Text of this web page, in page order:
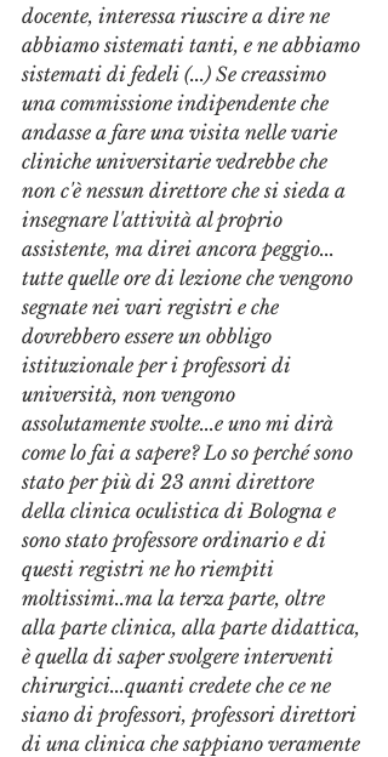
docente, interessa riuscire a dire ne
abbiamo sistemati tanti, e ne abbiamo
sistemati di fedeli (...) Se creassimo
una commissione indipendente che
andasse a fare una visita nelle varie
cliniche universitarie vedrebbe che
non c'è nessun direttore che si sieda a
insegnare l'attività al proprio
assistente, ma direi ancora peggio...
tutte quelle ore di lezione che vengono
segnate nei vari registri e che
dovrebbero essere un obbligo
istituzionale per i professori di
università, non vengono
assolutamente svolte...e uno mi dirà
come lo fai a sapere? Lo so perché sono
stato per più di 23 anni direttore
della clinica oculistica di Bologna e
sono stato professore ordinario e di
questi registri ne ho riempiti
moltissimi..ma la terza parte, oltre
alla parte clinica, alla parte didattica,
è quella di saper svolgere interventi
chirurgici...quanti credete che ce ne
siano di professori, professori direttori
di una clinica che sappiano veramente